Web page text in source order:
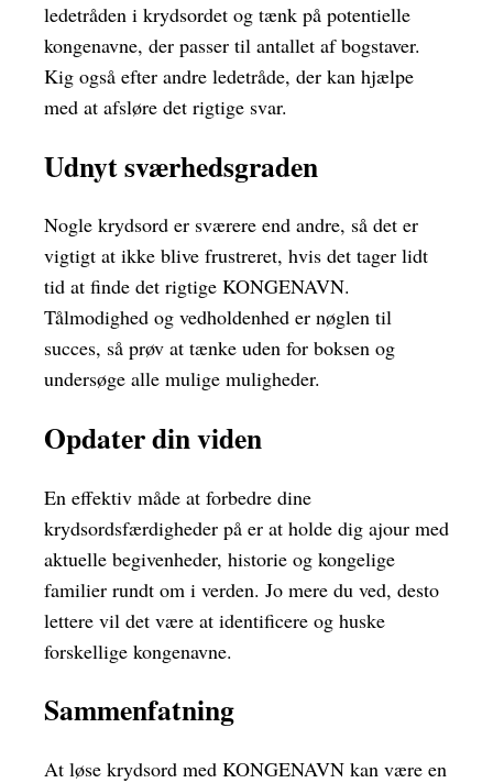
ledetråden i krydsordet og tænk på potentielle
kongenavne, der passer til antallet af bogstaver.
Kig også efter andre ledetråde, der kan hjælpe
med at afsløre det rigtige svar.
Udnyt sværhedsgraden
Nogle krydsord er sværere end andre, så det er
vigtigt at ikke blive frustreret, hvis det tager lidt
tid at finde det rigtige KONGENAVN.
Tålmodighed og vedholdenhed er nøglen til
succes, så prøv at tænke uden for boksen og
undersøge alle mulige muligheder.
Opdater din viden
En effektiv måde at forbedre dine
krydsordsfærdigheder på er at holde dig ajour med
aktuelle begivenheder, historie og kongelige
familier rundt om i verden. Jo mere du ved, desto
lettere vil det være at identificere og huske
forskellige kongenavne.
Sammenfatning
At løse krydsord med KONGENAVN kan være en